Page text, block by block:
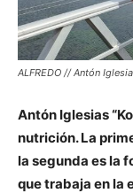
ALFREDO // Antón
Antón Iglesias
nutrición. La
la segunda es la
que trabaja en la